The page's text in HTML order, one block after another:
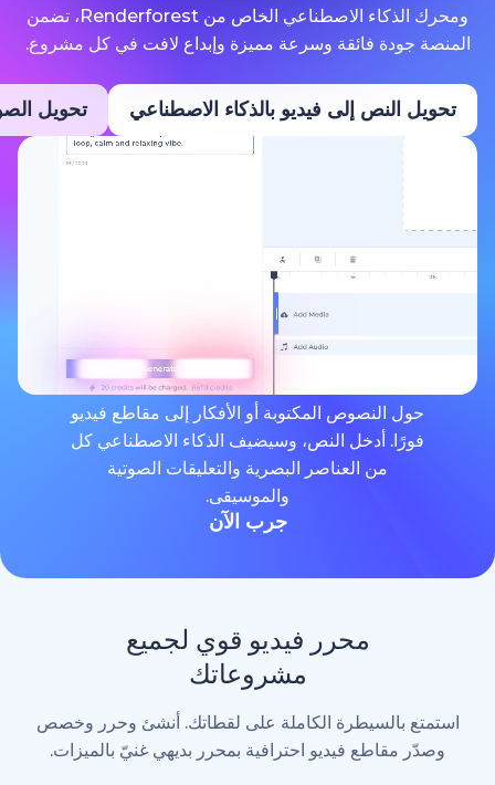
ومحرك الذكاء الاصطناعي الخاص من Renderforest، تضمن
فائقة وسرعة مميزة وإبداع لافت في كل مشروع.
إلى فيديو بالذكاء الاصطناعي تحويل الصور إلى فيديو
المكتوبة أو الأفكار إلى مقاطع فيديو
أدخل النص، وسيضيف الذكاء الاصطناعي كل
من العناصر البصرية والتعليقات الصوتية
محرر فيديو قوي لجميع
مشروعاتك
الكاملة على لقطاتك. أنشئ وحرر وخصص
فيديو احترافية بمحرر بديهي غنيّ بالميزات.